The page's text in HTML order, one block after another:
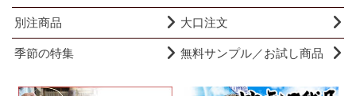
別注商品 大口注文
季節の特集 無料サンプル／お試し商品